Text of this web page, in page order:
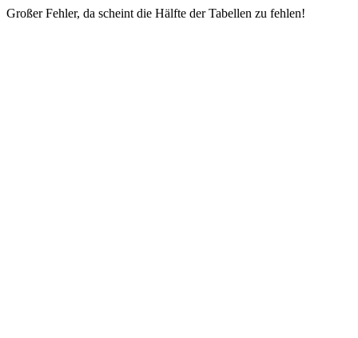
Großer Fehler, da scheint die Hälfte der Tabellen zu fehlen!